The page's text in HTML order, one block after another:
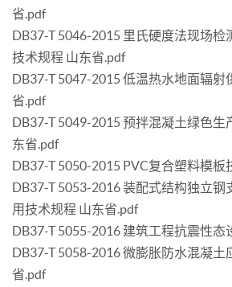
省.pdf
DB37-T 5046-2015 里氏硬度法现场检
技术规程 山东省.pdf
DB37-T 5047-2015 低温热水地面辐射
省.pdf
DB37-T 5049-2015 预拌混凝土绿色生
东省.pdf
DB37-T 5050-2015 PVC复合塑料模板
DB37-T 5053-2016 装配式结构独立钢
用技术规程 山东省.pdf
DB37-T 5055-2016 建筑工程抗震性态
DB37-T 5058-2016 微膨胀防水混凝土
省.pdf